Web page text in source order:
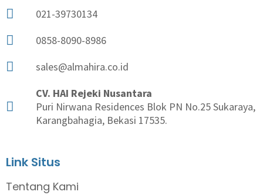
021-39730134
0858-8090-8986
sales@almahira.co.id
CV. HAI Rejeki Nusantara
Puri Nirwana Residences Blok PN No.25 Sukaraya,
Karangbahagia, Bekasi 17535.
Link Situs
Tentang Kami